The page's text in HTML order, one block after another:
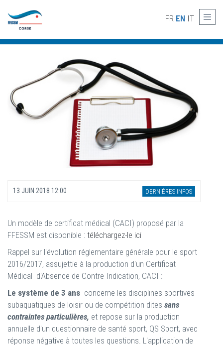
FR EN IT
CACI (CERTIFICAT MÉDICAL) : LE MODÈLE
PROPOSÉ PAR LA FFESSM
13 JUIN 2018 12:00 DERNIÈRES INFOS
Un modèle de certificat médical (CACI) proposé par la
FFESSM est disponible : téléchargez-le ici
Rappel sur l'évolution réglementaire générale pour le sport
2016/2017, assujettie à la production d'un Certificat
Médical d'Absence de Contre Indication, CACI :
Le système de 3 ans concerne les disciplines sportives
subaquatiques de loisir ou de compétition dites sans
contraintes particulières, et repose sur la production
annuelle d'un questionnaire de santé sport, QS Sport, avec
réponse négative à toutes les questions. L'application de